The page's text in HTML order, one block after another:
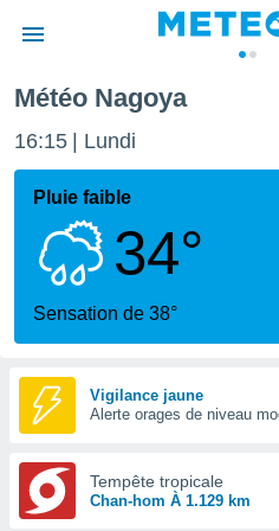
de
par
Météo Nagoya
16:15 Lundi
Pluie faible
34°
Sensation de 38°
Vigilance jaune
Alerte orages de niveau
Tempête tropicale
Chan-hom À 1.129 km